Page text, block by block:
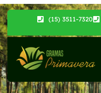
(15) 3511-7320